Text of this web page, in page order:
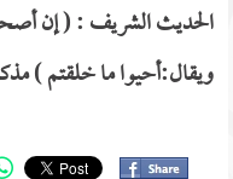
الحديث الشريف : ( إن
ويقال:أحيوا ما خلقتم )